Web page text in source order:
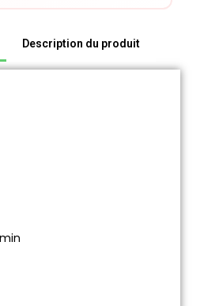
Description du produit